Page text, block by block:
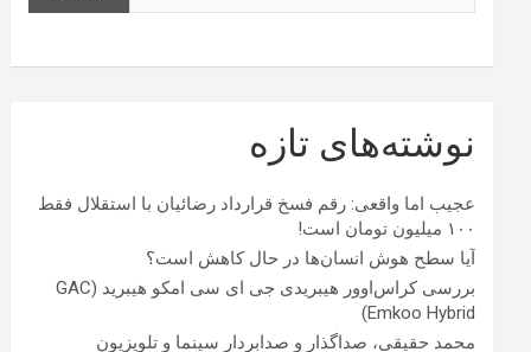
نوشته‌های تازه
عجیب اما واقعی: رقم فسخ قرارداد رضائیان با استقلال فقط
۱۰۰ میلیون تومان است!
آیا سطح هوش انسان‌ها در حال کاهش است؟
بررسی کراس‌اوور هیبریدی جی ای سی امکو هیبرید (GAC
Emkoo Hybrid)
محمد حقیقی، صداگذار و صدابردار سینما و تلویزیون